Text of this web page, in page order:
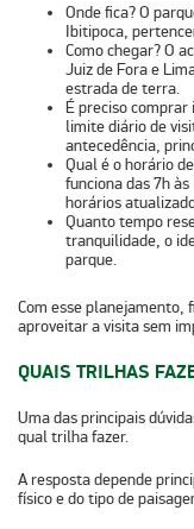
Onde fica?O
Ibitipoca,
Como chegar?O
Juiz de Fora e
estrada de terra.
É preciso comprar
limite diário de
antecedência,
Qual é o horário
funciona das7h às
horários
Quanto tempo
tranquilidade, o
parque.
Com esse planejamento,
aproveitar a visita sem
QUAIS TRILHAS
Uma das principais
qual trilha fazer.
A resposta depende
físico e do tipo de